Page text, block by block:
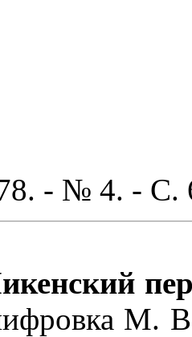
- № 4. - С.
М.